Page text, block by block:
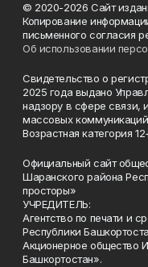
© 2020-2026 Сайт
Копирование
письменного согласия
Об использовании
Свидетельство о
2025 года выдано
надзору в сфере связи,
массовых
Возрастная категория
Официальный сайт
Шаранского района
просторы»
УЧРЕДИТЕЛЬ:
Агентство по печати и
Республики
Акционерное общество
Башкортостан».